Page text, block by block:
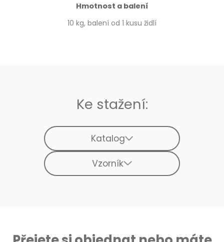
Hmotnost a balení
10 kg, balení od 1 kusu židlí
Ke stažení:
Katalog
Vzorník